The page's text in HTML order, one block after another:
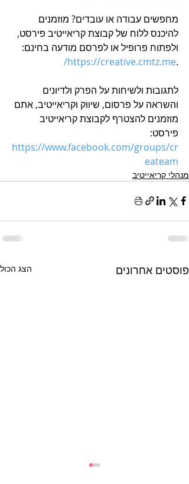
מחפשים עבודה או עובדים? מוזמנים
להיכנס ללוח של קבוצת קריאייטיב פירסט,
ולפתוח פרופיל או לפרסם מודעה בחינם:
.
https://creative.cmtz.me/
לתגובות ולשיחות על הפרק ולדיונים
והשראה על פרסום, שיווק וקריאייטיב, אתם
מוזמנים להצטרף לקבוצת קריאייטיב
פירסט:
https://www.facebook.com/groups/cr
eateam
מנהלי קריאייטיב
פוסטים אחרונים הצג הכול